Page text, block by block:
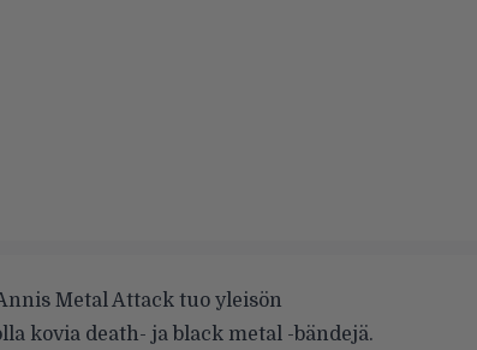
Metal Attack tuo yleisön
kovia death- ja black metal -bändejä.